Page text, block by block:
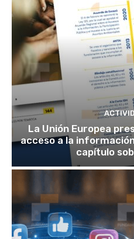
La Unión Europea
acceso a la
capítulo